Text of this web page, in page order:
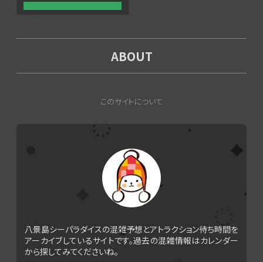
ABOUT
このサイトについて
八景島シーパラダイスの混雑予想とアトラクション待ち時間を
アーカイブしているサイトです。過去の混雑情報はカレンダー
から探してみてくださいね。